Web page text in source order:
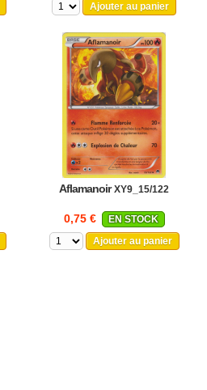
Ajouter au panier
Aflamanoir XY9_15/122
0,75 €
EN STOCK
Ajouter au panier